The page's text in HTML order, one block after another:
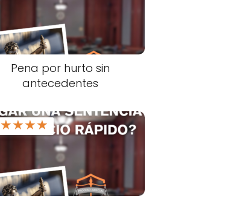
Pena por hurto sin
antecedentes
★★★★